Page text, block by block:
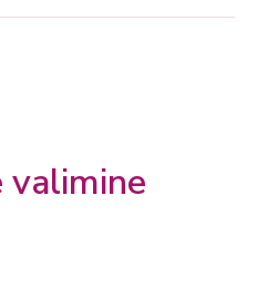
valimine